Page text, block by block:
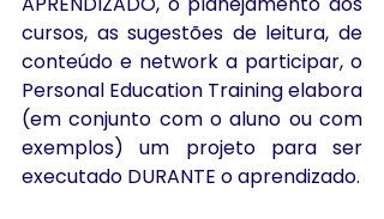
cursos, as sugestões de leitura, de
conteúdo e network a participar, o
Personal Education Training elabora
(em conjunto com o aluno ou com
exemplos) um projeto para ser
executado DURANTE o aprendizado.